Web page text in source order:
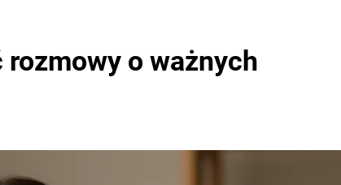
rozmowy o ważnych